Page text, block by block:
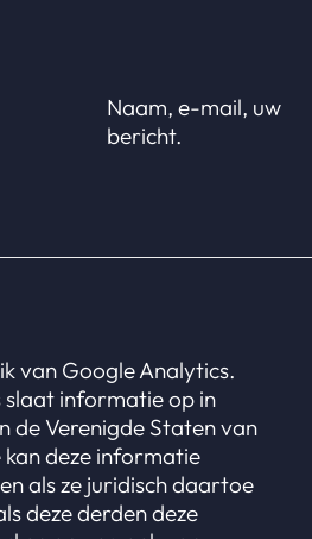
Naam, e-mail, uw
bericht.
van Google Analytics.
slaat informatie op in
de Verenigde Staten van
deze informatie
als ze juridisch daartoe
deze derden deze